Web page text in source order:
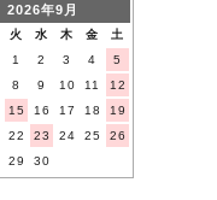
2026年9月
火 水 木 金
土
1
2 3 4
5
8 9 10 11
12
15 16 17 18
19
22 23 24 25
26
29 30